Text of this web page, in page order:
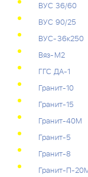
ВУС 36/60
ВУС 90/25
ВУС-36к250
Вяз-М2
ГГС ДА-1
Гранит-10
Гранит-15
Гранит-40М
Гранит-5
Гранит-8
Гранит-П-